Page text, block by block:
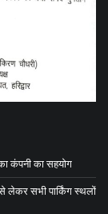
कंपनी का सहयोग
से लेकर सभी पार्किंग स्थलों